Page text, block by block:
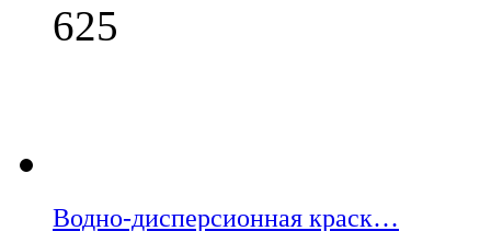
625
Водно-дисперсионная краск…